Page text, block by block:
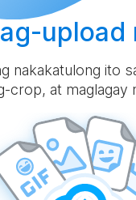
upload
nakakatulong ito
crop, at maglagay